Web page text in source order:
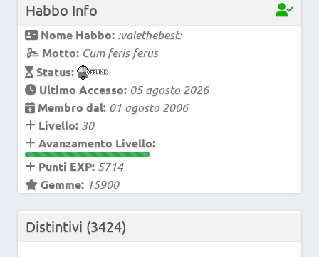
Habbo Info
Nome Habbo: :valethebest:
Motto: Cum feris ferus
Status:
Ultimo Accesso: 05 agosto 2026
Membro dal: 01 agosto 2006
Livello: 30
Avanzamento Livello:
Punti EXP: 5714
Gemme: 15900
Distintivi (3424)